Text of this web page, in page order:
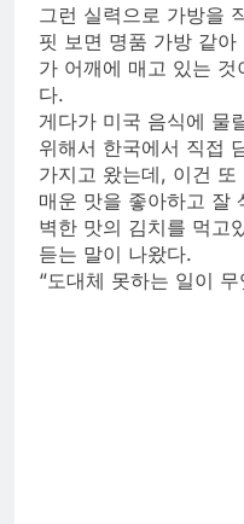
그런 실력으로 가방을
핏 보면 명품 가방 같
가 어깨에 매고 있는
다.
게다가 미국 음식에 물
위해서 한국에서 직접
가지고 왔는데, 이건
매운 맛을 좋아하고 잘
벽한 맛의 김치를 먹고
듣는 말이 나왔다.
“도대체 못하는 일이